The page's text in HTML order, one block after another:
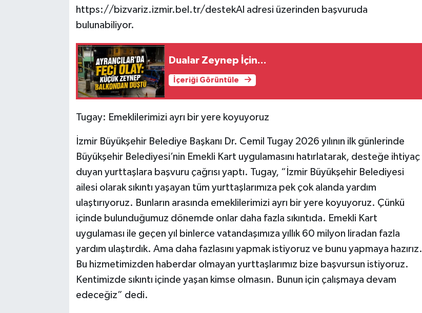
https://bizvariz.izmir.bel.tr/destekAl adresi üzerinden başvuruda
bulunabiliyor.
Dualar Zeynep İçin...
İçeriği Görüntüle
Tugay: Emeklilerimizi ayrı bir yere koyuyoruz
İzmir Büyükşehir Belediye Başkanı Dr. Cemil Tugay 2026 yılının ilk günlerinde
Büyükşehir Belediyesi’nin Emekli Kart uygulamasını hatırlatarak, desteğe ihtiyaç
duyan yurttaşlara başvuru çağrısı yaptı. Tugay, “İzmir Büyükşehir Belediyesi
ailesi olarak sıkıntı yaşayan tüm yurttaşlarımıza pek çok alanda yardım
ulaştırıyoruz. Bunların arasında emeklilerimizi ayrı bir yere koyuyoruz. Çünkü
içinde bulunduğumuz dönemde onlar daha fazla sıkıntıda. Emekli Kart
uygulaması ile geçen yıl binlerce vatandaşımıza yıllık 60 milyon liradan fazla
yardım ulaştırdık. Ama daha fazlasını yapmak istiyoruz ve bunu yapmaya hazırız.
Bu hizmetimizden haberdar olmayan yurttaşlarımız bize başvursun istiyoruz.
Kentimizde sıkıntı içinde yaşan kimse olmasın. Bunun için çalışmaya devam
edeceğiz” dedi.